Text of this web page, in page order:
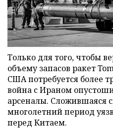
Только для того, чтобы
объему запасов ракет
США потребуется более
война с Ираном
арсеналы. Сложившаяся
многолетний период
перед Китаем.